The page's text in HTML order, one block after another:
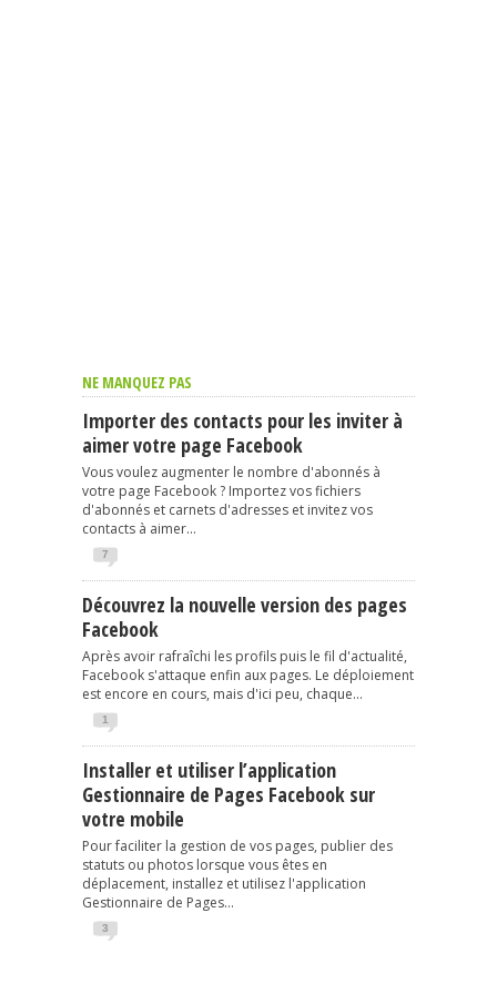
NE MANQUEZ PAS
Importer des contacts pour les inviter à
aimer votre page Facebook
Vous voulez augmenter le nombre d'abonnés à
votre page Facebook ? Importez vos fichiers
d'abonnés et carnets d'adresses et invitez vos
contacts à aimer...
7
Découvrez la nouvelle version des pages
Facebook
Après avoir rafraîchi les profils puis le fil d'actualité,
Facebook s'attaque enfin aux pages. Le déploiement
est encore en cours, mais d'ici peu, chaque...
1
Installer et utiliser l’application
Gestionnaire de Pages Facebook sur
votre mobile
Pour faciliter la gestion de vos pages, publier des
statuts ou photos lorsque vous êtes en
déplacement, installez et utilisez l'application
Gestionnaire de Pages...
3